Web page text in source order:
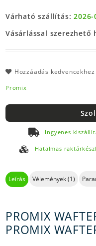
Várható szállítás:
Vásárlással szerezhető
Hozzáadás kedvencekhez
Promix
Ingyenes
Hatalmas
Leírás Vélemények (1)
PROMIX
PROMIX